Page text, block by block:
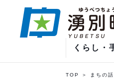
くらし・
TOP まちの話